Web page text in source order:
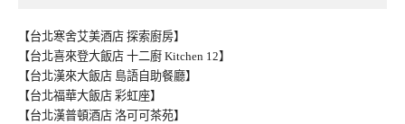
【台北寒舍艾美酒店 探索廚房】
【台北喜來登大飯店 十二廚 Kitchen 12】
【台北漢來大飯店 島語自助餐廳】
【台北福華大飯店 彩虹座】
【台北漢普頓酒店 洛可可茶苑】